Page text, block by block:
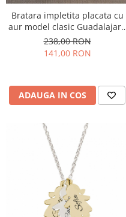
Bratara impletita placata cu
aur model clasic Guadalajara
- 19 cm
238,00 RON
141,00 RON
ADAUGA IN COS